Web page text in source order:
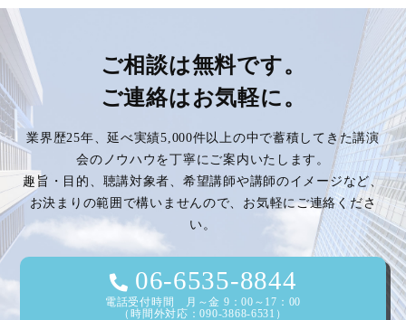
ナ
ビ
ゲ
ー
シ
ョ
ン
ご相談は無料です。
ご連絡はお気軽に。
業界歴25年、延べ実績5,000件以上の中で蓄積してきた講演
会のノウハウを丁寧にご案内いたします。
趣旨・目的、聴講対象者、希望講師や講師のイメージなど、
お決まりの範囲で構いませんので、お気軽にご連絡くださ
い。
06-6535-8844
電話受付時間 月～金 9：00～17：00
（時間外対応：090-3868-6531）